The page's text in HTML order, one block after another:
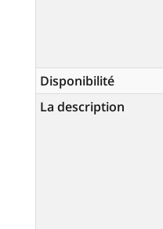
Disponibilité
La description